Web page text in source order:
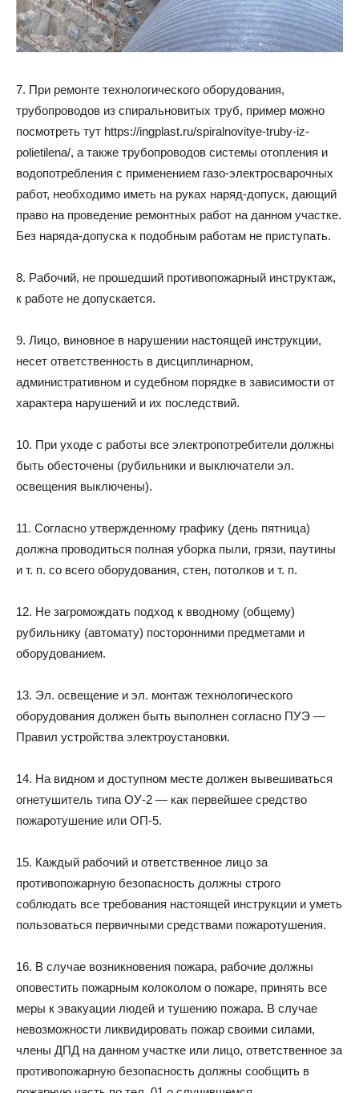
7. При ремонте технологического оборудования,
трубопроводов из спиральновитых труб, пример можно
посмотреть тут https://ingplast.ru/spiralnovitye-truby-iz-
polietilena/, а также трубопроводов системы отопления и
водопотребления с применением газо-электросварочных
работ, необходимо иметь на руках наряд-допуск, дающий
право на проведение ремонтных работ на данном участке.
Без наряда-допуска к подобным работам не приступать.
8. Рабочий, не прошедший противопожарный инструктаж,
к работе не допускается.
9. Лицо, виновное в нарушении настоящей инструкции,
несет ответственность в дисциплинарном,
административном и судебном порядке в зависимости от
характера нарушений и их последствий.
10. При уходе с работы все электропотребители должны
быть обесточены (рубильники и выключатели эл.
освещения выключены).
11. Согласно утвержденному графику (день пятница)
должна проводиться полная уборка пыли, грязи, паутины
и т. п. со всего оборудования, стен, потолков и т. п.
12. Не загромождать подход к вводному (общему)
рубильнику (автомату) посторонними предметами и
оборудованием.
13. Эл. освещение и эл. монтаж технологического
оборудования должен быть выполнен согласно ПУЭ —
Правил устройства электроустановки.
14. На видном и доступном месте должен вывешиваться
огнетушитель типа ОУ-2 — как первейшее средство
пожаротушение или ОП-5.
15. Каждый рабочий и ответственное лицо за
противопожарную безопасность должны строго
соблюдать все требования настоящей инструкции и уметь
пользоваться первичными средствами пожаротушения.
16. В случае возникновения пожара, рабочие должны
оповестить пожарным колоколом о пожаре, принять все
меры к эвакуации людей и тушению пожара. В случае
невозможности ликвидировать пожар своими силами,
члены ДПД на данном участке или лицо, ответственное за
противопожарную безопасность должны сообщить в